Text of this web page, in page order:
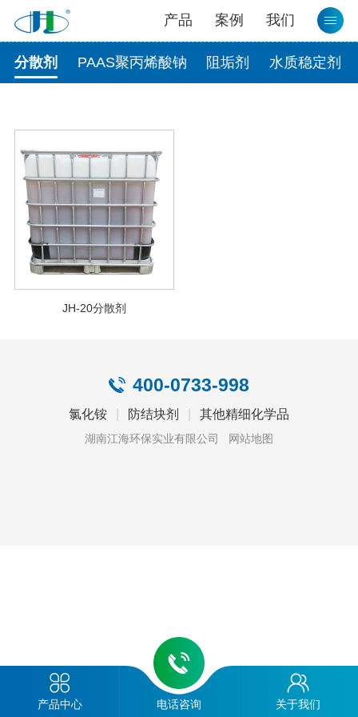
产品 案例 我们
分散剂 PAAS聚丙烯酸钠 阻垢剂 水质稳定剂
JH-20分散剂
400-0733-998
氯化铵 | 防结块剂 | 其他精细化学品
湖南江海环保实业有限公司 网站地图
产品中心 电话咨询 关于我们